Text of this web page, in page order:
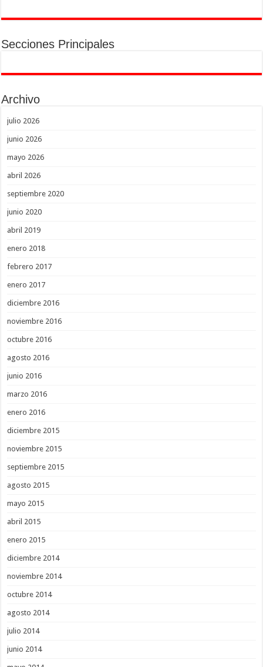
Secciones Principales
Archivo
julio 2026
junio 2026
mayo 2026
abril 2026
septiembre 2020
junio 2020
abril 2019
enero 2018
febrero 2017
enero 2017
diciembre 2016
noviembre 2016
octubre 2016
agosto 2016
junio 2016
marzo 2016
enero 2016
diciembre 2015
noviembre 2015
septiembre 2015
agosto 2015
mayo 2015
abril 2015
enero 2015
diciembre 2014
noviembre 2014
octubre 2014
agosto 2014
julio 2014
junio 2014